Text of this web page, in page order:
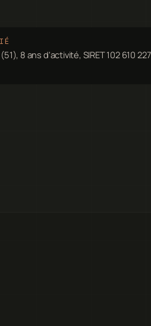
8 ans d'activité, SIRET 102 610